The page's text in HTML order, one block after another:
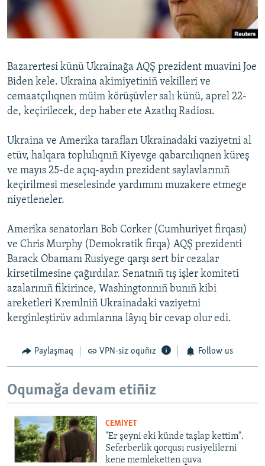
Русский
Українською
QOŞULIÑIZ!
Bazarertesi künü Ukrainağa AQŞ prezident muavini Joe
Biden kele. Ukraina akimiyetiniñ vekilleri ve
cemaatçılıqnen müim körüşüvler salı künü, aprel 22-
de, keçirilecek, dep haber ete Azatlıq Radiosı.
Ukraina ve Amerika tarafları Ukrainadaki vaziyetni al
etüv, halqara toplulıqnıñ Kiyevge qabarcılıqnen küreş
ve mayıs 25-de açıq-aydın prezident saylavlarınıñ
keçirilmesi meselesinde yardımını muzakere etmege
niyetleneler.
Amerika senatorları Bob Corker (Cumhuriyet firqası)
ve Chris Murphy (Demokratik firqa) AQŞ prezidenti
Barack Obamanı Rusiyege qarşı sert bir cezalar
kirsetilmesine çağırdılar. Senatnıñ tış işler komiteti
azalarınıñ fikirince, Washingtonnıñ bunıñ kibi
areketleri Kremlniñ Ukrainadaki vaziyetni
kerginleştirüv adımlarına lâyıq bir cevap olur edi.
Paylaşmaq VPN-siz oquñız Follow us
Oqumağa devam etiñiz
CEMİYET
"Er şeyni eki künde taşlap kettim".
Seferberlik qorqusı rusiyelilerni
kene memleketten quva